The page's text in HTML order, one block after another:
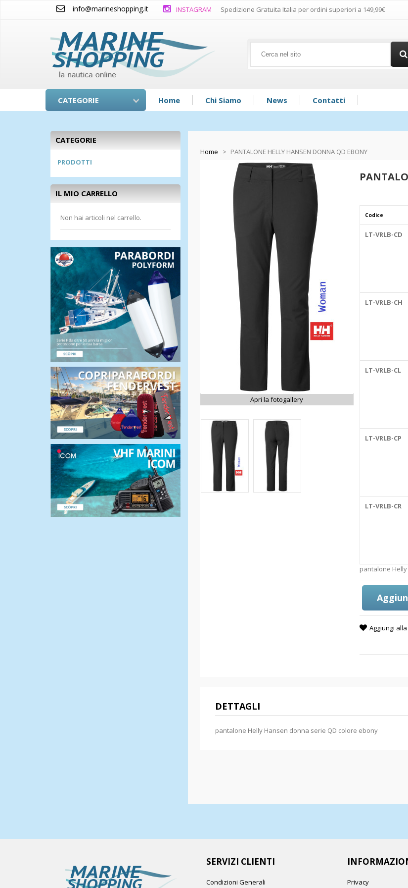
info@marineshopping.it INSTAGRAM Spedizione Gratuita Italia per ordini superiori a 149,99€
CATEGORIE Home Chi Siamo News Contatti
Home > PANTALONE HELLY HANSEN DONNA QD EBONY
Apri la fotogallery
Codice
LT-VRLB-CD
LT-VRLB-CH
LT-VRLB-CL
LT-VRLB-CP
LT-VRLB-CR
pantalone
Aggiungi
DETTAGLI
pantalone Helly Hansen donna serie QD colore ebony
CATEGORIE
PRODOTTI
IL MIO CARRELLO
Non hai articoli nel carrello.
SERVIZI CLIENTI
Condizioni Generali Privacy